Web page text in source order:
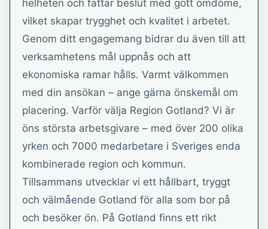
helheten och fattar beslut med gott omdöme,
vilket skapar trygghet och kvalitet i arbetet.
Genom ditt engagemang bidrar du även till att
verksamhetens mål uppnås och att
ekonomiska ramar hålls. Varmt välkommen
med din ansökan – ange gärna önskemål om
placering. Varför välja Region Gotland? Vi är
öns största arbetsgivare – med över 200 olika
yrken och 7000 medarbetare i Sveriges enda
kombinerade region och kommun.
Tillsammans utvecklar vi ett hållbart, tryggt
och välmående Gotland för alla som bor på
och besöker ön. På Gotland finns ett rikt